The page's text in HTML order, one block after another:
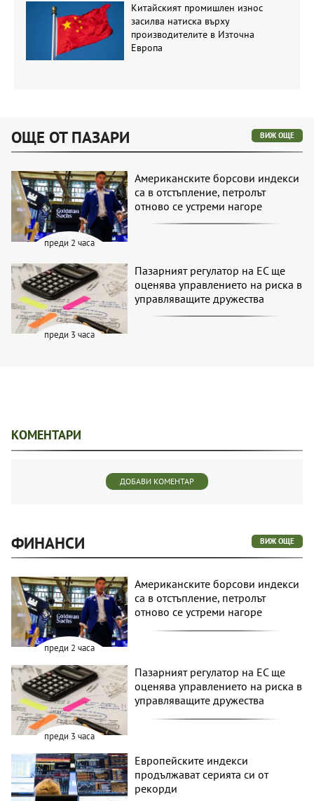
Китайският промишлен износ
засилва натиска върху
производителите в Източна
Европа
ОЩЕ ОТ ПАЗАРИ ВИЖ ОЩЕ
преди 2 часа
Американските борсови индекси
са в отстъпление, петролът
отново се устреми нагоре
преди 3 часа
Пазарният регулатор на ЕС ще
оценява управлението на риска в
управляващите дружества
КОМЕНТАРИ
ДОБАВИ КОМЕНТАР
ФИНАНСИ ВИЖ ОЩЕ
преди 2 часа
Американските борсови индекси
са в отстъпление, петролът
отново се устреми нагоре
преди 3 часа
Пазарният регулатор на ЕС ще
оценява управлението на риска в
управляващите дружества
Европейските индекси
продължават серията си от
рекорди